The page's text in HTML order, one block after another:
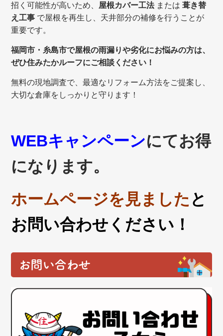
招く可能性が高いため、 屋根カバー工法または葺き替
え工事 で屋根を再生し、天井部分の補修を行うことが
重要です。
福岡市・糸島市で屋根の雨漏りや劣化にお悩みの方は、
ぜひ住みたかルーフにご相談ください！
無料の現地調査で、最適なリフォーム方法をご提案し、
大切な倉庫をしっかりと守ります！
WEBキャンペーンにてお得
になります。
ホームページを見ました と
お問い合わせください！
お問い合わせ